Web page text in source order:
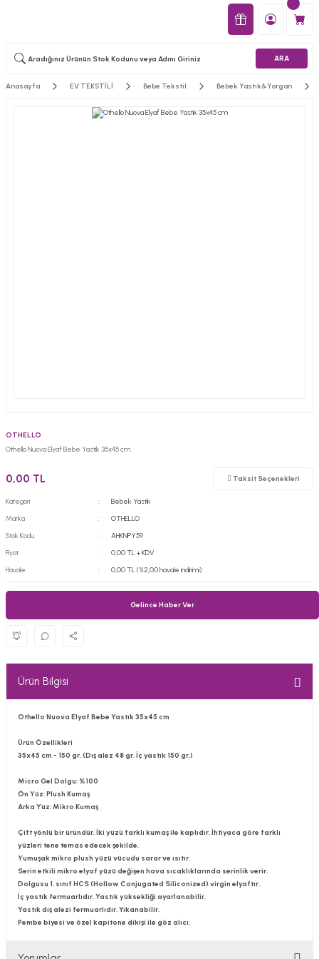
ARA
Anasayfa EV TEKSTİLİ Bebe Tekstil Bebek Yastık&Yorgan
OTHELLO
Othello Nuova Elyaf Bebe Yastık 35x45 cm
0,00 TL Taksit Seçenekleri
Kategori
Bebek Yastık
Marka
OTHELLO
Stok Kodu
AHKNPY59
Fiyat
0,00 TL + KDV
Havale
0,00 TL (%2,00 havale indirimi)
Gelince Haber Ver
Ürün Bilgisi
Othello Nuova Elyaf Bebe Yastık 35x45 cm
Ürün Özellikleri
35x45 cm - 150 gr. (Dış alez 48 gr. İç yastık 150 gr.)
Micro Gel Dolgu: %100
Ön Yüz:Plush Kumaş
Arka Yüz:Mikro Kumaş
Çift yönlü bir üründür. İki yüzü farklı kumaş ile kaplıdır. İhtiyaca göre farklı
yüzleri tene temas edecek şekilde.
Yumuşak mikro plush yüzü vücudu sarar ve ısıtır.
Serin etkili mikro elyaf yüzü değişen hava sıcaklıklarında serinlik verir.
Dolgusu 1. sınıf HCS (Hollow Conjugated Siliconized) virgin elyaftır.
İç yastık fermuarlıdır. Yastık yüksekliği ayarlanabilir.
Yastık dış alezi fermuarlıdır. Yıkanabilir.
Pembe biyesi ve özel kapitone dikişi ile göz alıcı.